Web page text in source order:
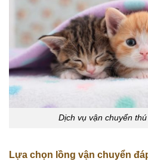
Dịch vụ vận chuyển
Lựa chọn lồng vận chuyển